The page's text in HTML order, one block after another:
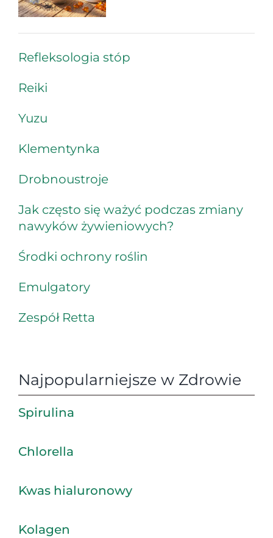
Refleksologia stóp
Reiki
Yuzu
Klementynka
Drobnoustroje
Jak często się ważyć podczas zmiany
nawyków żywieniowych?
Środki ochrony roślin
Emulgatory
Zespół Retta
Najpopularniejsze w Zdrowie
Spirulina
Chlorella
Kwas hialuronowy
Kolagen